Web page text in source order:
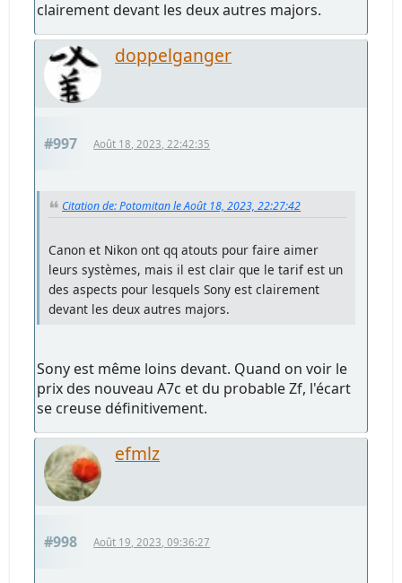
clairement devant les deux autres majors.
doppelganger
#997 Août 18, 2023, 22:42:35
Citation de: Potomitan le Août 18, 2023, 22:27:42
Canon et Nikon ont qq atouts pour faire aimer
leurs systèmes, mais il est clair que le tarif est un
des aspects pour lesquels Sony est clairement
devant les deux autres majors.
Sony est même loins devant. Quand on voir le
prix des nouveau A7c et du probable Zf, l'écart
se creuse définitivement.
efmlz
#998 Août 19, 2023, 09:36:27